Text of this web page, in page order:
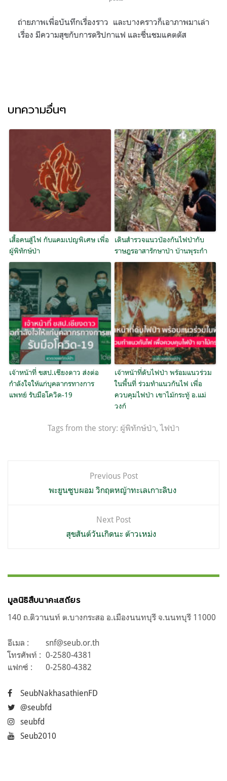
ถ่ายภาพเพื่อบันทึกเรื่องราว และบางคราวก็เอาภาพมาเล่า
เรื่อง มีความสุขกับการดริปกาแฟ และชื่นชมแคตตัส
บทความอื่นๆ
เสื้อคนสู้ไฟ กับแคมเปญพิเศษ เพื่อ
ผู้พิทักษ์ป่า
เดินสำรวจแนวป้องกันไฟป่ากับ
ราษฎรอาสารักษาป่า บ้านพุระกำ
เจ้าหน้าที่ ขสป.เชียงดาว ส่งต่อ
กำลังใจให้แก่บุคลากรทางการ
แพทย์ รับมือโควิด-19
เจ้าหน้าที่ดับไฟป่า พร้อมแนวร่วม
ในพื้นที่ ร่วมทำแนวกันไฟ เพื่อ
ควบคุมไฟป่า เขาไม้กระทู้ อ.แม่
วงก์
Tags from the story: ผู้พิทักษ์ป่า,ไฟป่า
Previous Post
พะยูนซูบผอม วิกฤตหญ้าทะเลเกาะลิบง
Next Post
สุขสันต์วันเกิดนะ ต้าวเหม่ง
มูลนิธิสืบนาคะเสถียร
140 ถ.ติวานนท์ ต.บางกระสอ อ.เมืองนนทบุรี จ.นนทบุรี 11000
อีเมล :
snf@seub.or.th
โทรศัพท์ : 0-2580-4381
แฟกซ์ :
0-2580-4382
SeubNakhasathienFD
@seubfd
seubfd
Seub2010